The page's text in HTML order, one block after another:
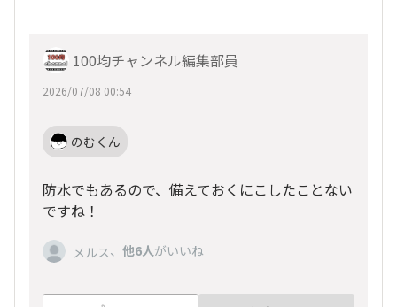
100均チャンネル編集部員
2026/07/08 00:54
のむくん
防水でもあるので、備えておくにこしたことない
ですね！
メルス、 他6人がいいね